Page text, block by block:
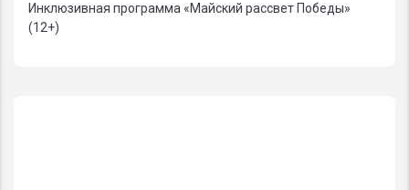
Инклюзивная программа «Майский рассвет Победы»
(12+)